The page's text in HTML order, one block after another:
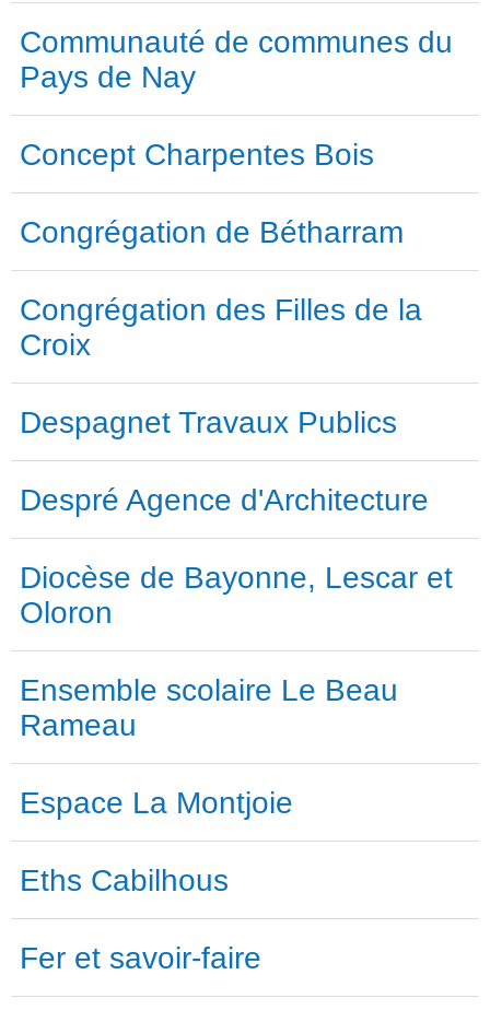
Communauté de communes du
Pays de Nay
Concept Charpentes Bois
Congrégation de Bétharram
Congrégation des Filles de la
Croix
Despagnet Travaux Publics
Despré Agence d'Architecture
Diocèse de Bayonne, Lescar et
Oloron
Ensemble scolaire Le Beau
Rameau
Espace La Montjoie
Eths Cabilhous
Fer et savoir-faire